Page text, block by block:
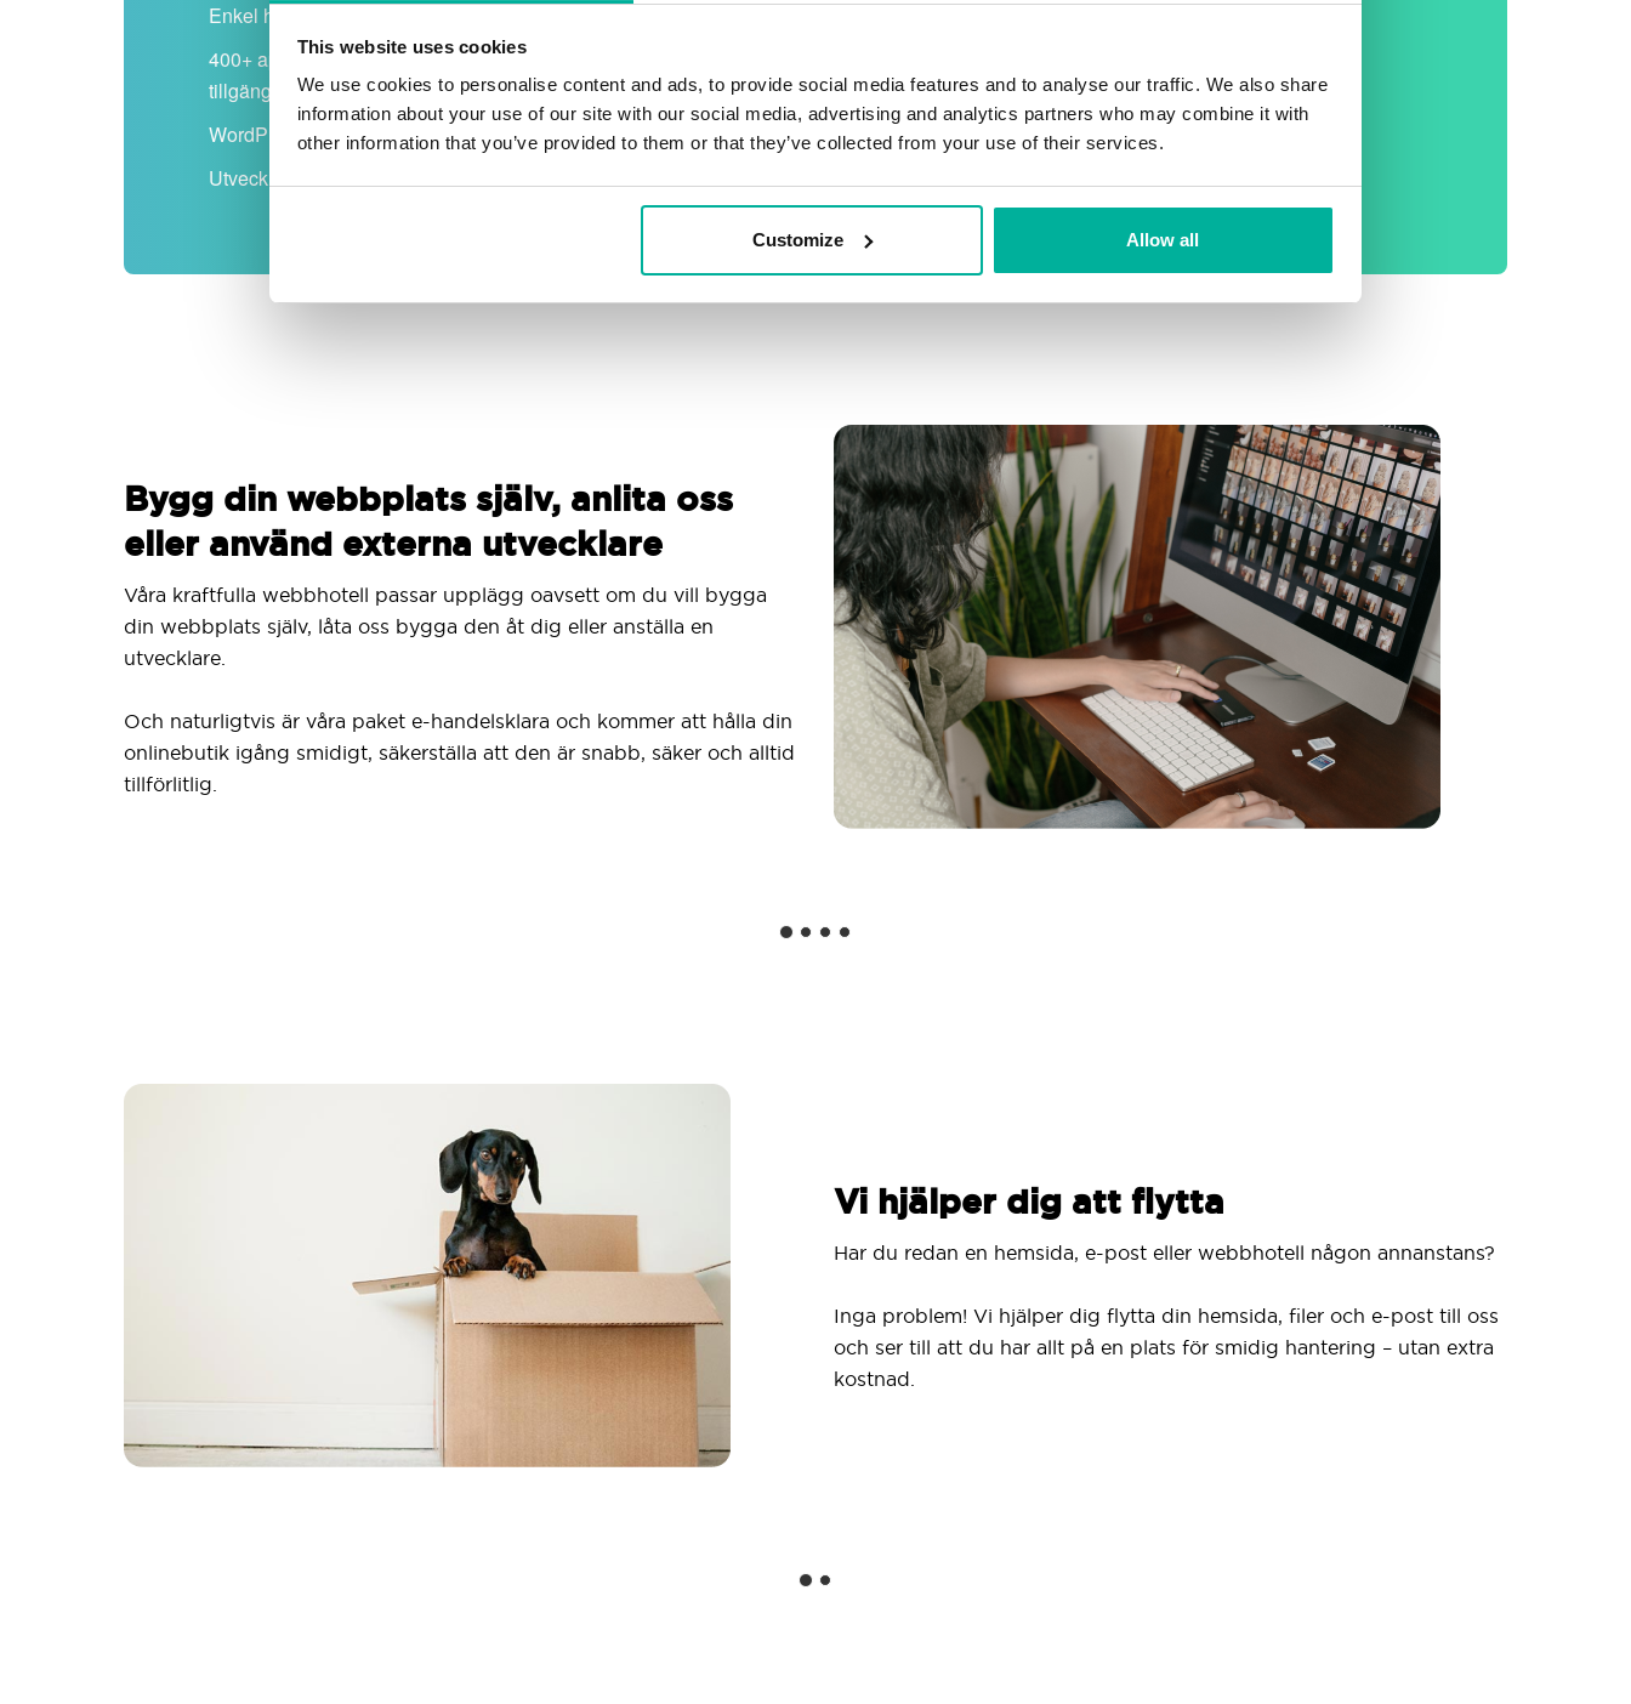
This website uses cookies
We use cookies to personalise content and ads, to provide social media features and to analyse our traffic. We also share
information about your use of our site with our social media, advertising and analytics partners who may combine it with
other information that you’ve provided to them or that they’ve collected from your use of their services.
Customize Allow all
Enkel hantering - cPanel
400+ appar
tillgängliga
WordPress-redo
Utvecklar-vänlig
Över 200 anpassningsbara
mallar
Filtrering, autosvar &
spamskydd
Gratis konfiguration
säkerhetskopiering
Bygg din webbplats själv, anlita oss
eller använd externa utvecklare
Våra kraftfulla webbhotell passar upplägg oavsett om du vill bygga
din webbplats själv, låta oss bygga den åt dig eller anställa en
utvecklare.
Och naturligtvis är våra paket e-handelsklara och kommer att hålla din
onlinebutik igång smidigt, säkerställa att den är snabb, säker och alltid
tillförlitlig.
Vi hjälper dig att flytta
Har du redan en hemsida, e-post eller webbhotell någon annanstans?
Inga problem! Vi hjälper dig flytta din hemsida, filer och e-post till oss
och ser till att du har allt på en plats för smidig hantering – utan extra
kostnad.